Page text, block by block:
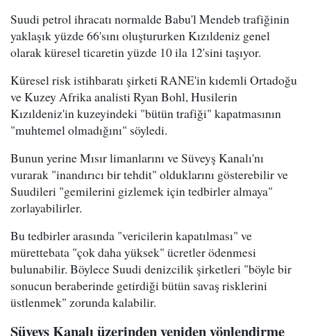
Suudi petrol ihracatı normalde Babu'l Mendeb trafiğinin
yaklaşık yüzde 66'sını oluştururken Kızıldeniz genel
olarak küresel ticaretin yüzde 10 ila 12'sini taşıyor.
Küresel risk istihbaratı şirketi RANE'in kıdemli Ortadoğu
ve Kuzey Afrika analisti Ryan Bohl, Husilerin
Kızıldeniz'in kuzeyindeki "bütün trafiği" kapatmasının
"muhtemel olmadığını" söyledi.
Bunun yerine Mısır limanlarını ve Süveyş Kanalı'nı
vurarak "inandırıcı bir tehdit" olduklarını gösterebilir ve
Suudileri "gemilerini gizlemek için tedbirler almaya"
zorlayabilirler.
Bu tedbirler arasında "vericilerin kapatılması" ve
mürettebata "çok daha yüksek" ücretler ödenmesi
bulunabilir. Böylece Suudi denizcilik şirketleri "böyle bir
sonucun beraberinde getirdiği bütün savaş risklerini
üstlenmek" zorunda kalabilir.
Süveyş Kanalı üzerinden yeniden yönlendirme